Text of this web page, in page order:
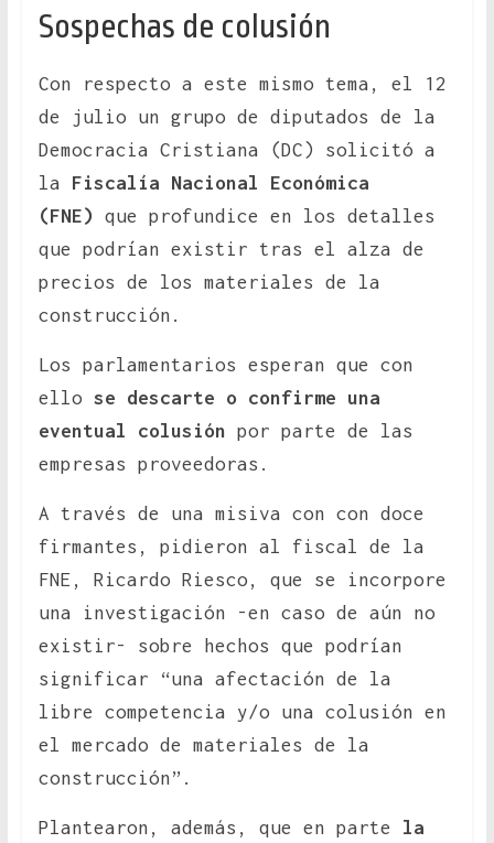
Sospechas de colusión
Con respecto a este mismo tema, el 12
de julio un grupo de diputados de la
Democracia Cristiana (DC) solicitó a
la Fiscalía Nacional Económica
(FNE) que profundice en los detalles
que podrían existir tras el alza de
precios de los materiales de la
construcción.
Los parlamentarios esperan que con
ello se descarte o confirme una
eventual colusión por parte de las
empresas proveedoras.
A través de una misiva con con doce
firmantes, pidieron al fiscal de la
FNE, Ricardo Riesco, que se incorpore
una investigación -en caso de aún no
existir- sobre hechos que podrían
significar “una afectación de la
libre competencia y/o una colusión en
el mercado de materiales de la
construcción”.
Plantearon, además, que en parte la